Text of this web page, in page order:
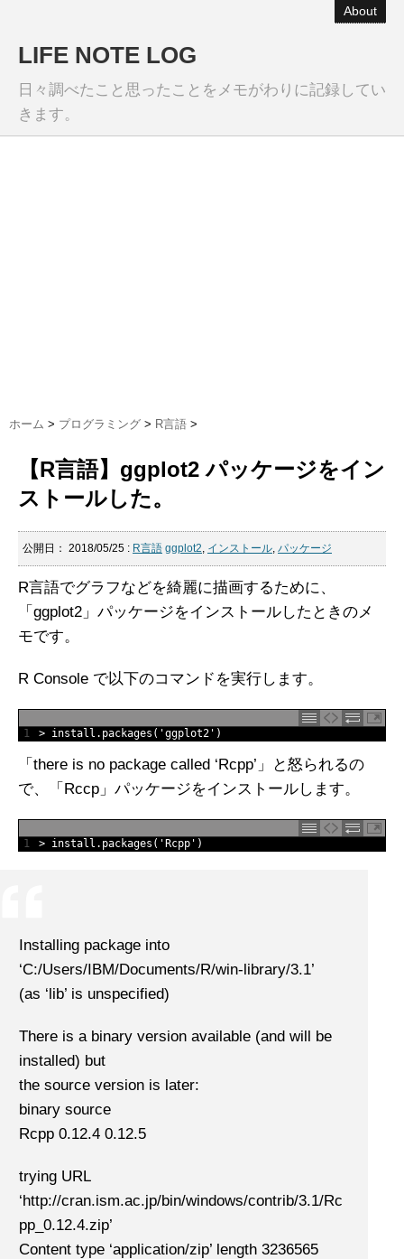
About
LIFE NOTE LOG
日々調べたこと思ったことをメモがわりに記録してい
きます。
ホーム > プログラミング > R言語 >
【R言語】ggplot2 パッケージをイン
ストールした。
公開日： 2018/05/25 : R言語 ggplot2, インストール, パッケージ
R言語でグラフなどを綺麗に描画するために、
「ggplot2」パッケージをインストールしたときのメ
モです。
R Console で以下のコマンドを実行します。
1 > install . packages ( 'ggplot2' )
「there is no package called ‘Rcpp’」と怒られるの
で、「Rccp」パッケージをインストールします。
1 > install . packages ( 'Rcpp' )
Installing package into
‘C:/Users/IBM/Documents/R/win-library/3.1’
(as ‘lib’ is unspecified)
There is a binary version available (and will be
installed) but
the source version is later:
binary source
Rcpp 0.12.4 0.12.5
trying URL
‘http://cran.ism.ac.jp/bin/windows/contrib/3.1/Rc
pp_0.12.4.zip’
Content type ‘application/zip’ length 3236565